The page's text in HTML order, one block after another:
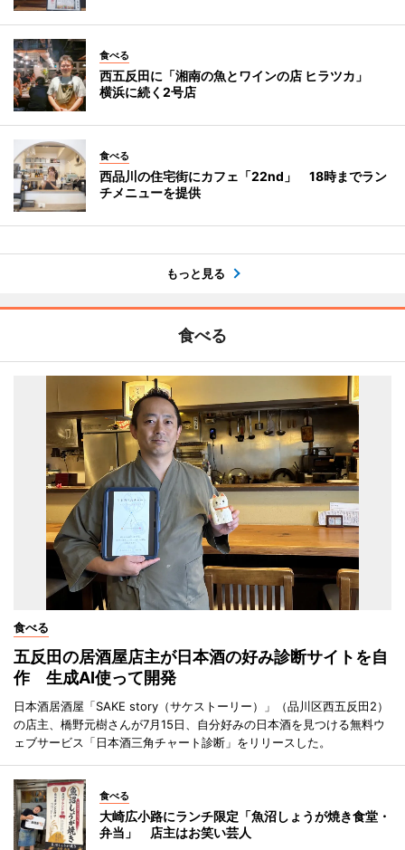
食べる
西五反田に「湘南の魚とワインの店 ヒラツカ」
横浜に続く2号店
食べる
西品川の住宅街にカフェ「22nd」 18時までラン
チメニューを提供
もっと見る
食べる
食べる
五反田の居酒屋店主が日本酒の好み診断サイトを自
作 生成AI使って開発
日本酒居酒屋「SAKE story（サケストーリー）」（品川区西五反田2）
の店主、橋野元樹さんが7月15日、自分好みの日本酒を見つける無料ウ
ェブサービス「日本酒三角チャート診断」をリリースした。
食べる
大崎広小路にランチ限定「魚沼しょうが焼き食堂・
弁当」 店主はお笑い芸人